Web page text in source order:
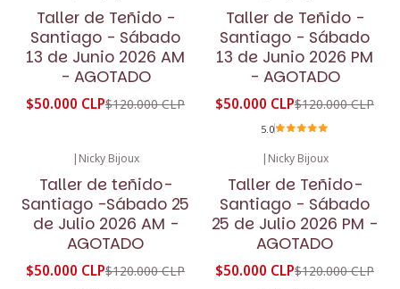
No disponible
Taller de Teñido -
Santiago - Sábado
13 de Junio 2026 AM
- AGOTADO
$50.000 CLP$120.000 CLP
No disponible
Taller de Teñido -
Santiago - Sábado
13 de Junio 2026 PM
- AGOTADO
$50.000 CLP$120.000 CLP
5.0
No disponible
| Nicky Bijoux
Taller de teñido-
Santiago -Sábado 25
de Julio 2026 AM -
AGOTADO
$50.000 CLP$120.000 CLP
No disponible
| Nicky Bijoux
Taller de Teñido-
Santiago - Sábado
25 de Julio 2026 PM -
AGOTADO
$50.000 CLP$120.000 CLP